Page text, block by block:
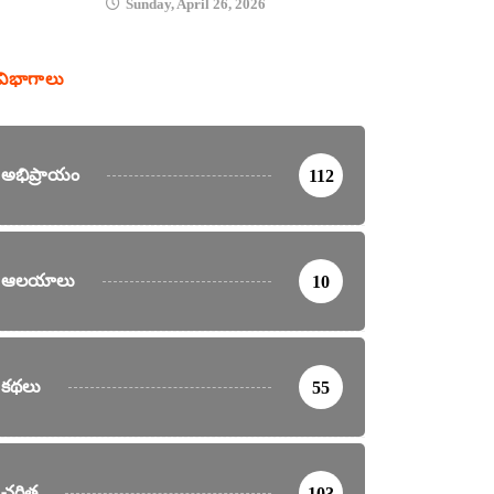
Sunday, April 26, 2026
అభిప్రాయం 112
ఆలయాలు 10
కథలు 55